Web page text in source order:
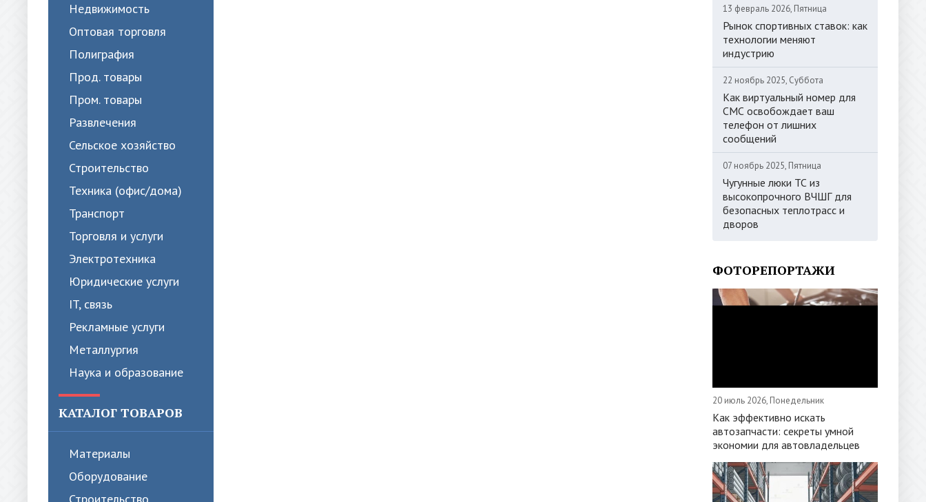
Недвижимость
Оптовая торговля
Полиграфия
Прод. товары
Пром. товары
Развлечения
Сельское хозяйство
Строительство
Техника (офис/дома)
Транспорт
Торговля и услуги
Электротехника
Юридические услуги
IT, связь
Рекламные услуги
Металлургия
Наука и образование
КАТАЛОГ ТОВАРОВ
Материалы
Оборудование
13 февраль 2026, Пятница
Рынок спортивных ставок: как
технологии меняют
индустрию
22 ноябрь 2025, Суббота
Как виртуальный номер для
СМС освобождает ваш
телефон от лишних
сообщений
07 ноябрь 2025, Пятница
Чугунные люки ТС из
высокопрочного ВЧШГ для
безопасных теплотрасс и
дворов
ФОТОРЕПОРТАЖИ
20 июль 2026, Понедельник
Как эффективно искать
автозапчасти: секреты умной
экономии для автовладельцев